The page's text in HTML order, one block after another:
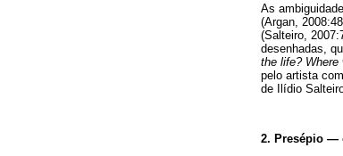
As
(Argan,
(Salteiro,
desenhadas,
the life? Where
pelo artista
de Ilídio
2. Presépio —